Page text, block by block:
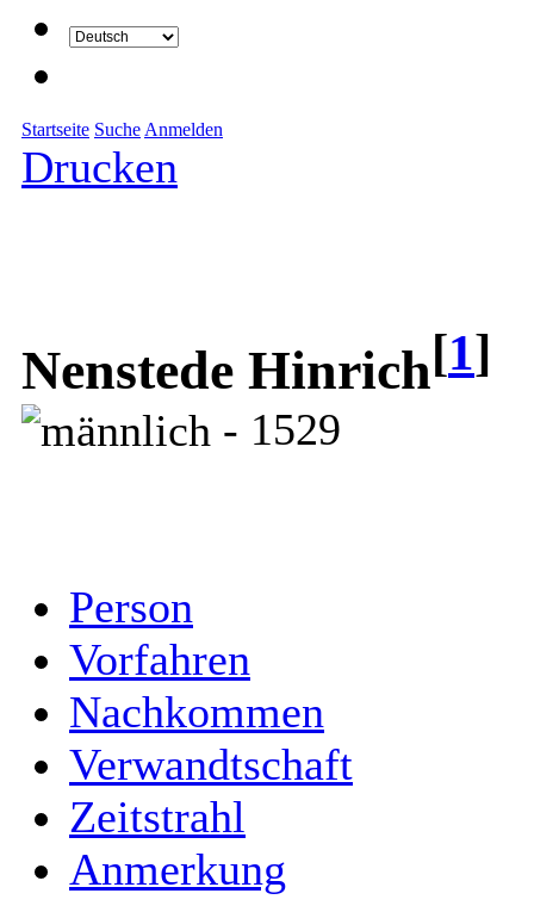
Startseite Suche Anmelden
Drucken
Nenstede Hinrich[1]
- 1529
Person
Vorfahren
Nachkommen
Verwandtschaft
Zeitstrahl
Anmerkung